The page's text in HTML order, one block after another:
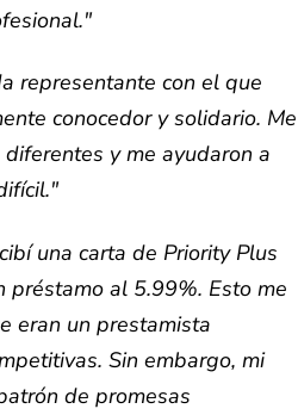
representante con el que
conocedor y solidario. Me
y me ayudaron a
una carta de Priority Plus
préstamo al 5.99%. Esto me
eran un prestamista
Sin embargo, mi
de promesas